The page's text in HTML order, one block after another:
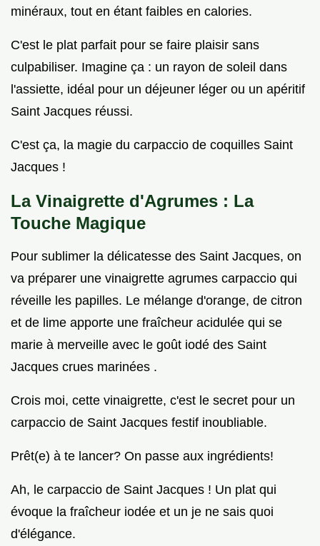
minéraux, tout en étant faibles en calories.
C'est le plat parfait pour se faire plaisir sans
culpabiliser. Imagine ça : un rayon de soleil dans
l'assiette, idéal pour un déjeuner léger ou un apéritif
Saint Jacques réussi.
C'est ça, la magie du carpaccio de coquilles Saint
Jacques !
La Vinaigrette d'Agrumes : La
Touche Magique
Pour sublimer la délicatesse des Saint Jacques, on
va préparer une vinaigrette agrumes carpaccio qui
réveille les papilles. Le mélange d'orange, de citron
et de lime apporte une fraîcheur acidulée qui se
marie à merveille avec le goût iodé des Saint
Jacques crues marinées .
Crois moi, cette vinaigrette, c'est le secret pour un
carpaccio de Saint Jacques festif inoubliable.
Prêt(e) à te lancer? On passe aux ingrédients!
Ah, le carpaccio de Saint Jacques ! Un plat qui
évoque la fraîcheur iodée et un je ne sais quoi
d'élégance.